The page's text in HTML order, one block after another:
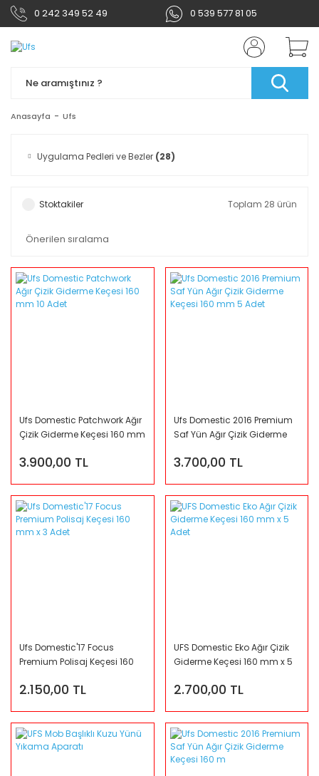
0 242 349 52 49 0 539 577 81 05
Anasayfa Ufs
Uygulama Pedleri ve Bezler (28)
Stoktakiler Toplam 28 ürün
Ufs Domestic Patchwork Ağır
Çizik Giderme Keçesi 160 mm
3.900,00 TL
Ufs Domestic 2016 Premium
Saf Yün Ağır Çizik Giderme
3.700,00 TL
Ufs Domestic'17 Focus
Premium Polisaj Keçesi 160
2.150,00 TL
UFS Domestic Eko Ağır Çizik
Giderme Keçesi 160 mm x 5
2.700,00 TL